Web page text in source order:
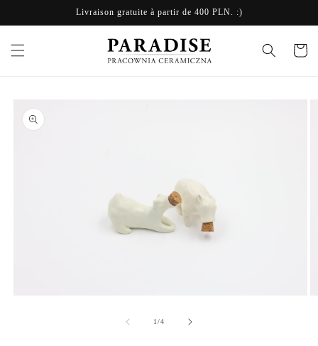
au
contenu
Livraison gratuite à partir de 400 PLN. :)
Panier
informations
produits
1/de
4